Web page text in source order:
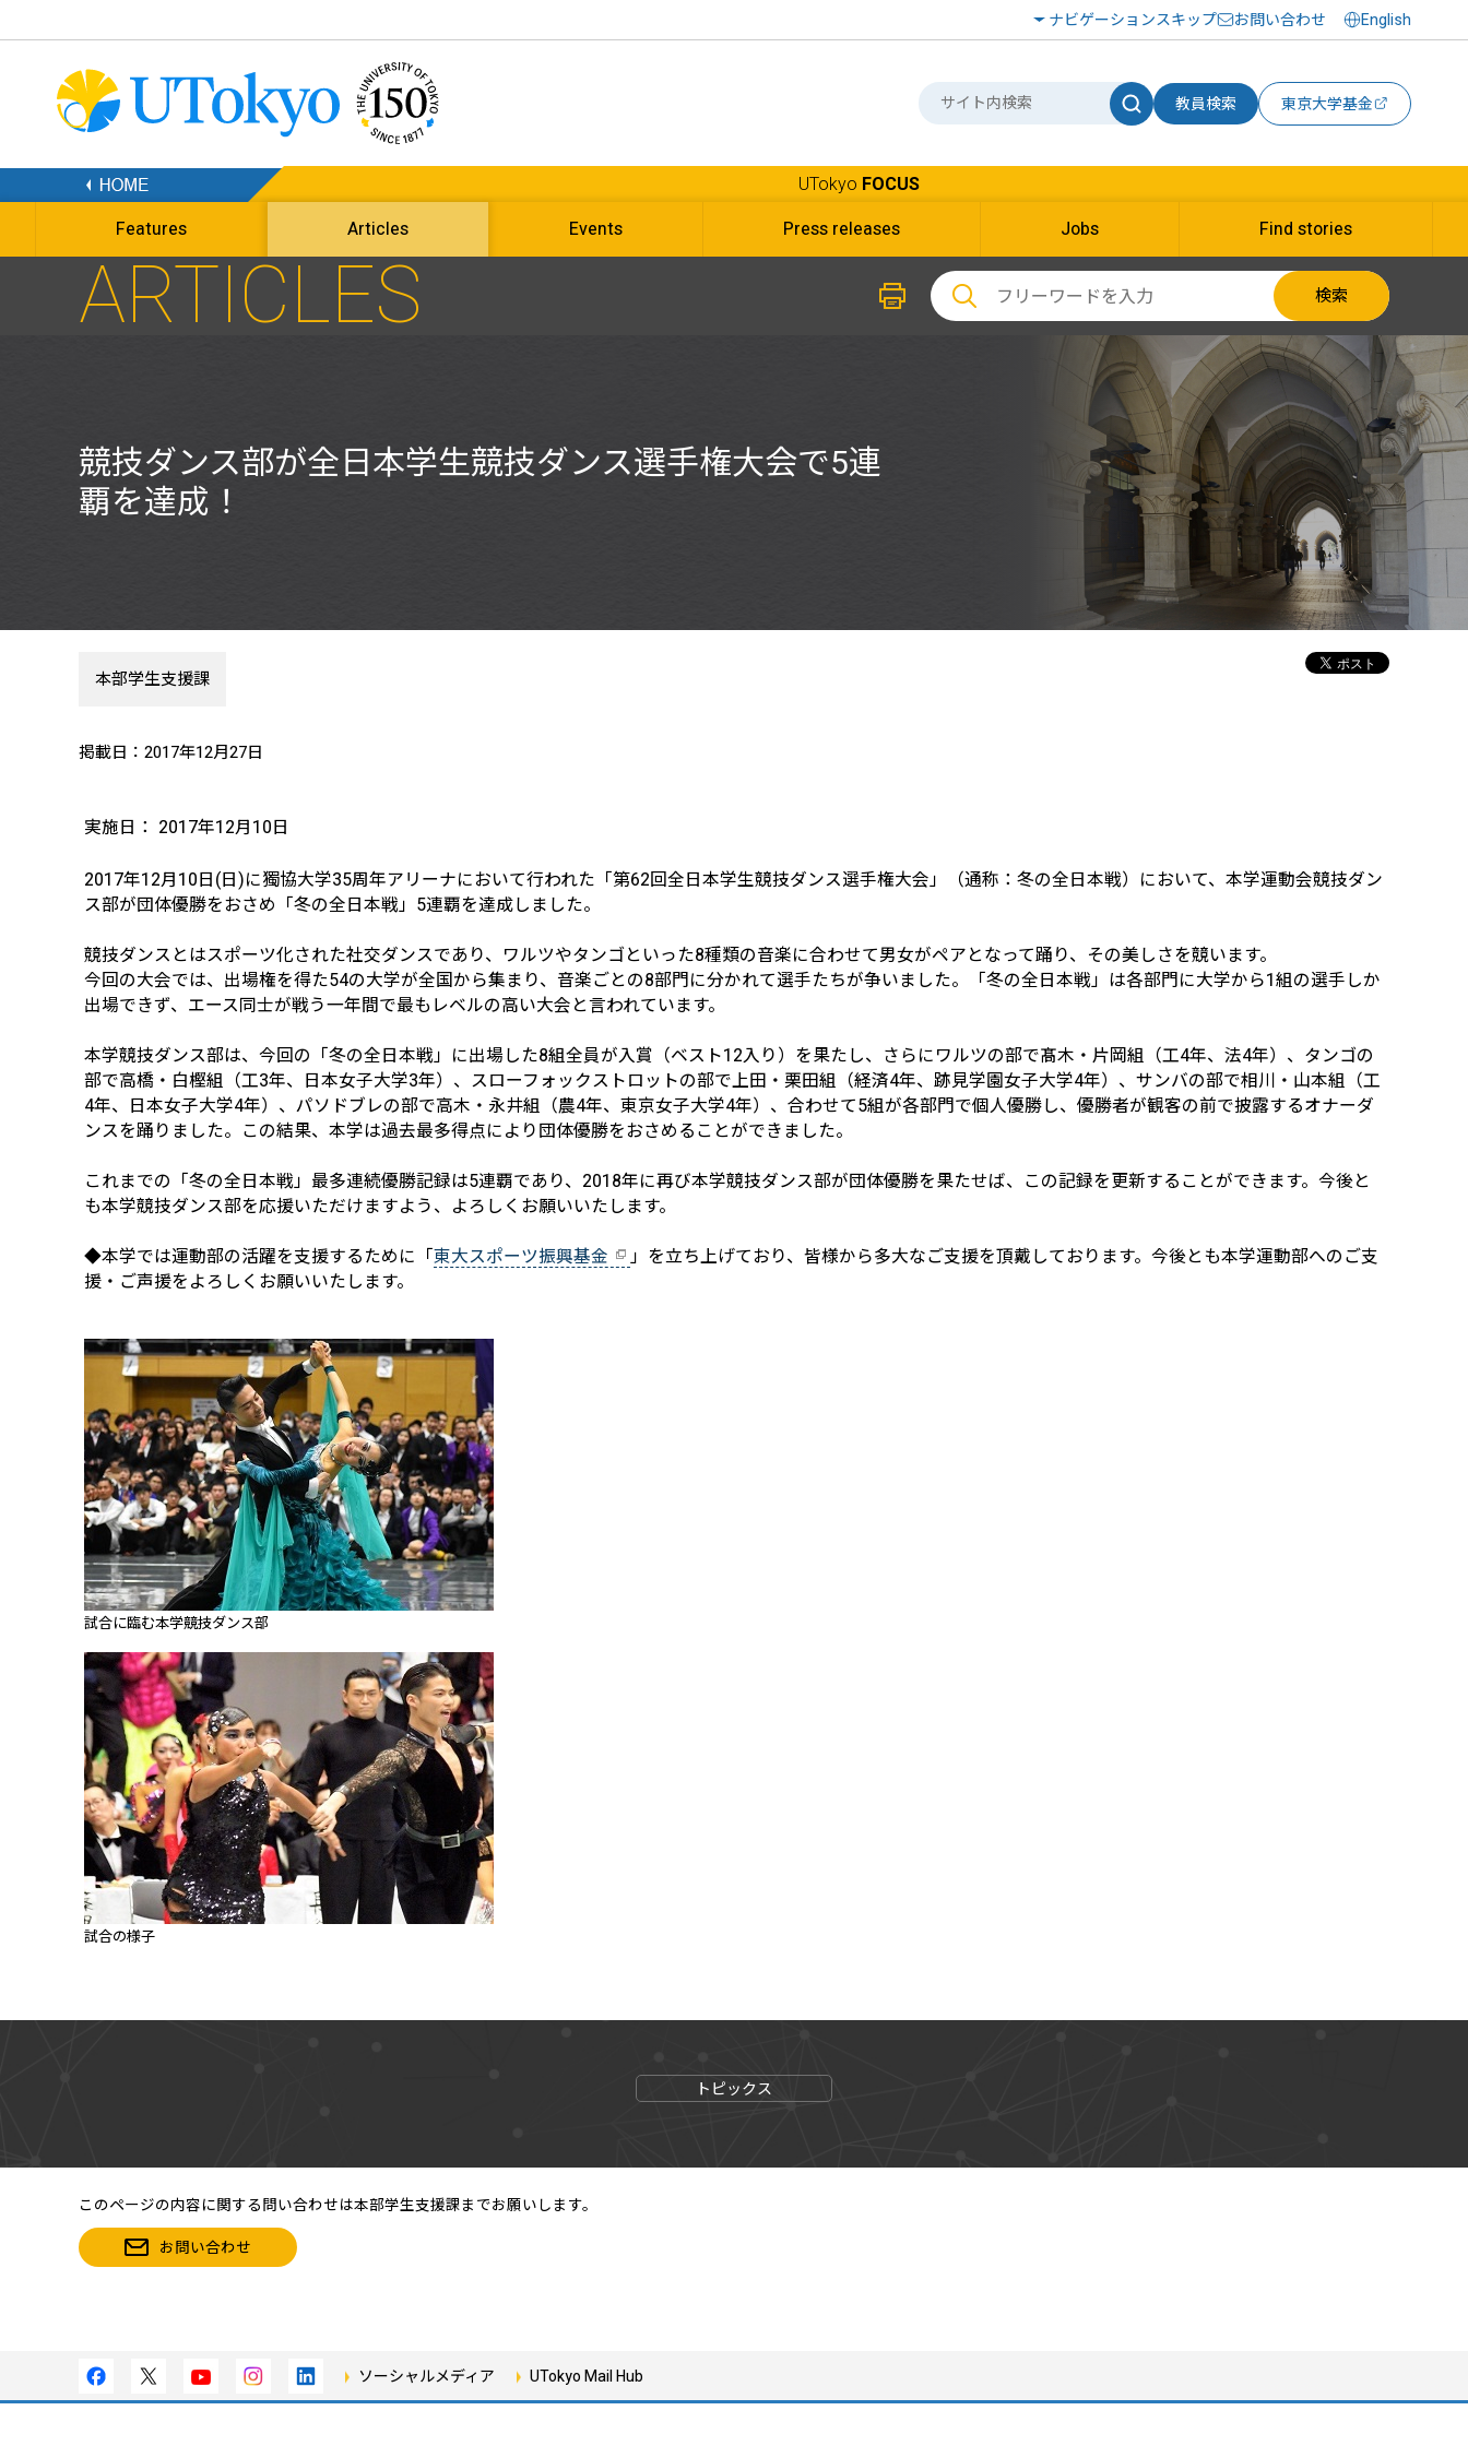
ナビゲーションスキップ お問い合わせ English
教員検索 東京大学基金
UTokyo FOCUS
Features Articles Events Press releases Jobs Find stories
ARTICLES 検索
競技ダンス部が全日本学生競技ダンス選手権大会で5連
覇を達成！
本部学生支援課
掲載日：2017年12月27日
実施日： 2017年12月10日
2017年12月10日(日)に獨協大学35周年アリーナにおいて行われた「第62回全日本学生競技ダンス選手権大会」（通称：冬の全日本戦）において、本学運動会競技ダン
ス部が団体優勝をおさめ「冬の全日本戦」5連覇を達成しました。
競技ダンスとはスポーツ化された社交ダンスであり、ワルツやタンゴといった8種類の音楽に合わせて男女がペアとなって踊り、その美しさを競います。
今回の大会では、出場権を得た54の大学が全国から集まり、音楽ごとの8部門に分かれて選手たちが争いました。「冬の全日本戦」は各部門に大学から1組の選手しか
出場できず、エース同士が戦う一年間で最もレベルの高い大会と言われています。
本学競技ダンス部は、今回の「冬の全日本戦」に出場した8組全員が入賞（ベスト12入り）を果たし、さらにワルツの部で髙木・片岡組（工4年、法4年）、タンゴの
部で高橋・白樫組（工3年、日本女子大学3年）、スローフォックストロットの部で上田・栗田組（経済4年、跡見学園女子大学4年）、サンバの部で相川・山本組（工
4年、日本女子大学4年）、パソドブレの部で高木・永井組（農4年、東京女子大学4年）、合わせて5組が各部門で個人優勝し、優勝者が観客の前で披露するオナーダ
ンスを踊りました。この結果、本学は過去最多得点により団体優勝をおさめることができました。
これまでの「冬の全日本戦」最多連続優勝記録は5連覇であり、2018年に再び本学競技ダンス部が団体優勝を果たせば、この記録を更新することができます。今後と
も本学競技ダンス部を応援いただけますよう、よろしくお願いいたします。
◆本学では運動部の活躍を支援するために「東大スポーツ振興基金
」を立ち上げており、皆様から多大なご支援を頂戴しております。今後とも本学運動部へのご支
援・ご声援をよろしくお願いいたします。
試合に臨む本学競技ダンス部
試合の様子
トピックス
このページの内容に関する問い合わせは本部学生支援課までお願いします。
お問い合わせ
ソーシャルメディア UTokyo Mail Hub